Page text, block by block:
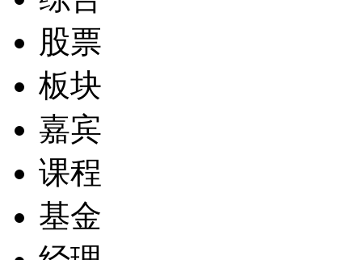
股票
板块
嘉宾
课程
基金